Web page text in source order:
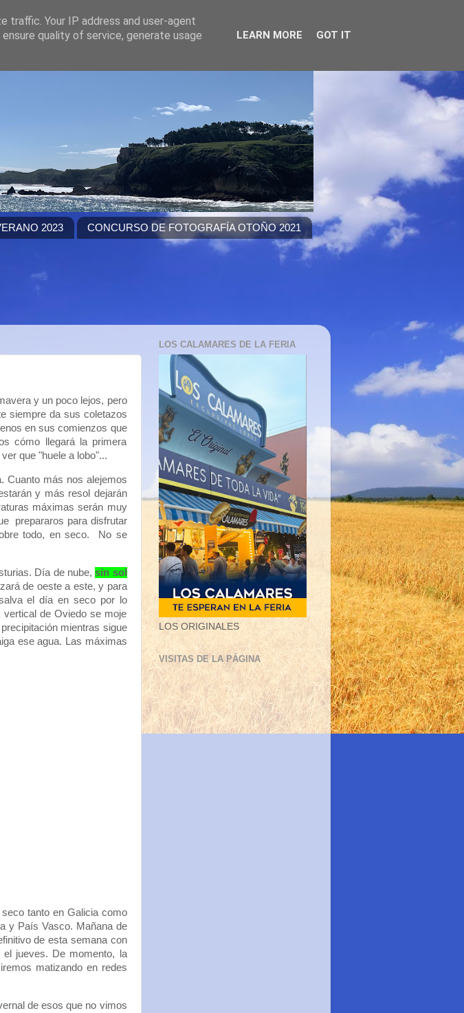
2023 CONCURSO DE FOTOGRAFÍA OTOÑO 2021
y un poco lejos, pero
siempre da sus coletazos
en sus comienzos que
cómo llegará la primera
que "huele a lobo"...
Cuanto más nos alejemos
y más resol dejarán
máximas serán muy
prepararos para disfrutar
todo, en seco. No se
Día de nube,sin sol
de oeste a este, y para
el día en seco por lo
de Oviedo se moje
mientras sigue
ese agua. Las máximas
tanto en Galicia como
y País Vasco. Mañana de
de esta semana con
jueves. De momento, la
matizando en redes
de esos que no vimos
LOS CALAMARES DE LA FERIA
LOS ORIGINALES
VISITAS DE LA PÁGINA
traffic. Your IP address and user-agent
quality of service, generate usage
LEARN MORE GOT IT